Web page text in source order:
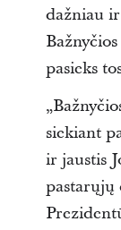
dažniau
pasieks
siekiant
ir jaustis
pastarųjų